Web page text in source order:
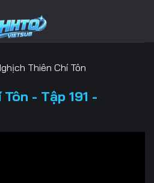
Thiên Chí Tôn
- Tập 191 -